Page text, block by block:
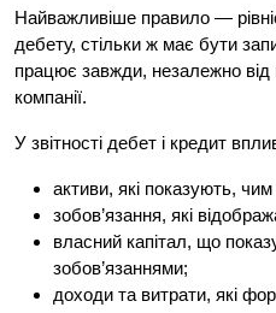
Найважливіше правило —
дебету, стільки ж має бути
працює завжди, незалежно від
компанії.
У звітності дебет і кредит
активи, які показують,
зобов’язання, які
власний капітал, що
зобов’язаннями;
доходи та витрати, які